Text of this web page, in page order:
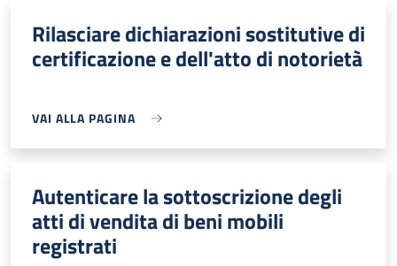
Rilasciare dichiarazioni sostitutive di
certificazione e dell'atto di notorietà
VAI ALLA PAGINA
Autenticare la sottoscrizione degli
atti di vendita di beni mobili
registrati